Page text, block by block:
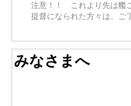
注意！！ これより先は艦こ
提督になられた方々は、ご
みなさまへ